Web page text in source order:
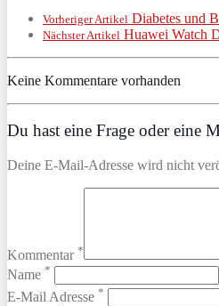
Vorheriger Artikel Diabetes und
Nächster Artikel Huawei Watch
Keine Kommentare vorhanden
Du hast eine Frage oder eine
Deine E-Mail-Adresse wird nicht
Kommentar *
Name *
E-Mail Adresse *